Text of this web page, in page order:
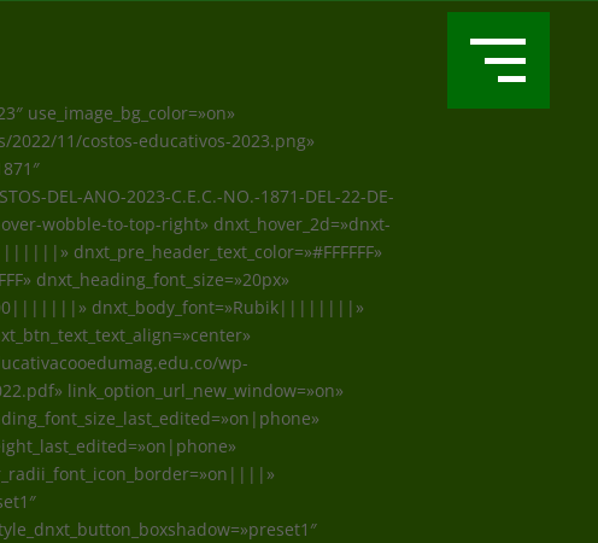
use_image_bg_color=»on»
2022/11/costos-educativos-2023.png»
DEL-ANO-2023-C.E.C.-NO.-1871-DEL-22-DE-
wobble-to-top-right» dnxt_hover_2d=»dnxt-
dnxt_pre_header_text_color=»#FFFFFF»
dnxt_heading_font_size=»20px»
dnxt_body_font=»Rubik||||||||»
wp-
link_option_url_new_window=»on»